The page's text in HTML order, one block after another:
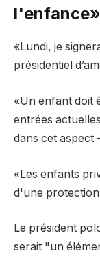
«Lundi, je
présidentiel
«Un enfant doit
entrées
dans cet aspect
«Les enfants
d'une
Le président
serait "un